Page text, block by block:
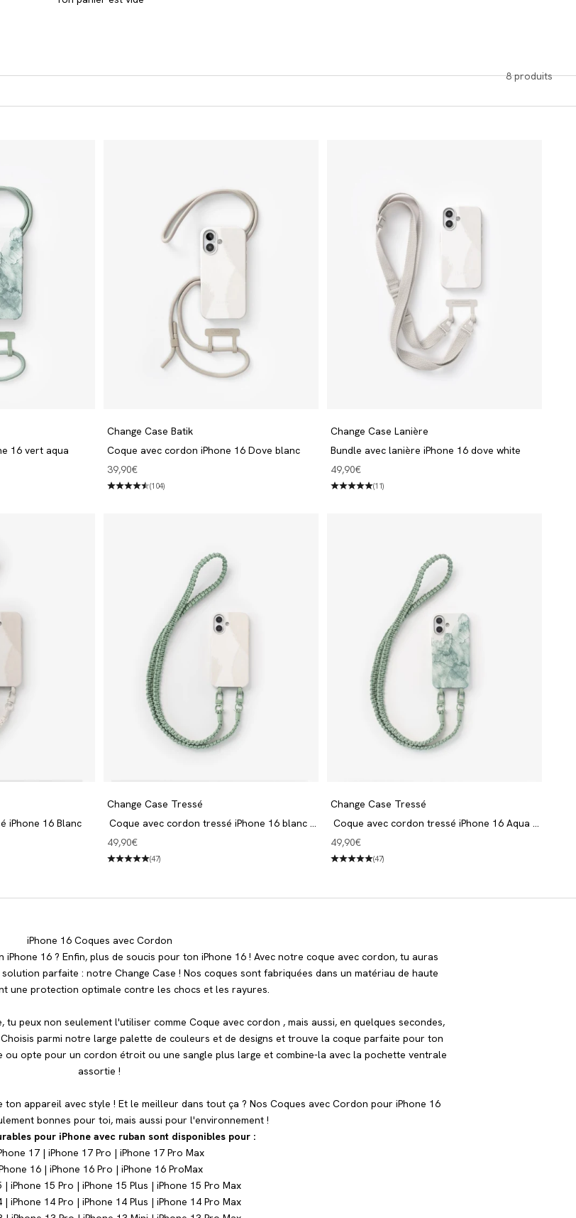
8 produits
16 vert aqua
Change Case Batik
Coque avec cordon iPhone 16 Dove blanc
Angebot
39,90€
(104)
Change Case Lanière
Bundle avec lanière iPhone 16 dove white
Angebot
49,90€
(11)
iPhone 16 Blanc
Change Case Tressé
Coque avec cordon tressé iPhone 16 blanc &
Angebot
49,90€
(47)
Change Case Tressé
Coque avec cordon tressé iPhone 16 Aqua &
Angebot
49,90€
(47)
iPhone 16 Coques avec Cordon
16 ? Enfin, plus de soucis pour ton iPhone 16 ! Avec notre coque avec cordon, tu auras
parfaite : notre Change Case ! Nos coques sont fabriquées dans un matériau de haute
une protection optimale contre les chocs et les rayures.
peux non seulement l'utiliser comme Coque avec cordon , mais aussi, en quelques secondes,
parmi notre large palette de couleurs et de designs et trouve la coque parfaite pour ton
opte pour un cordon étroit ou une sangle plus large et combine-la avec la pochette ventrale
assortie !
appareil avec style ! Et le meilleur dans tout ça ? Nos Coques avec Cordon pour iPhone 16
bonnes pour toi, mais aussi pour l'environnement !
pour iPhone avec ruban sont disponibles pour :
17| iPhone 17 Pro | iPhone 17 Pro Max
16| iPhone 16 Pro | iPhone 16 ProMax
| iPhone 15 Pro | iPhone 15 Plus | iPhone 15 Pro Max
| iPhone 14 Pro | iPhone 14 Plus | iPhone 14 Pro Max